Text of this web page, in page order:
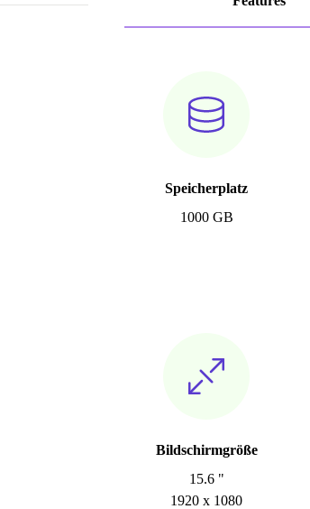
Speicherplatz
1000 GB
Bildschirmgröße
15.6 "
1920 x 1080